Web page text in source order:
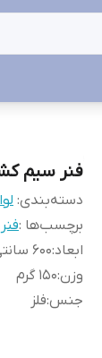
فنر سیم کشی
دسته‌بندی:
برچسب‌ها :فنر
ابعاد:۶۰۰ سانتی‌متر
وزن:150 گرم
جنس:فلز